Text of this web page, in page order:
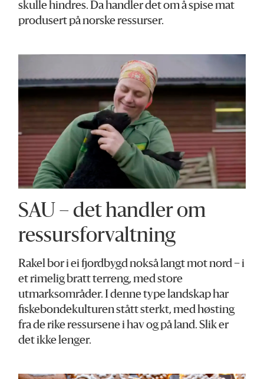
skulle hindres. Da handler det om å spise mat
produsert på norske ressurser.
SAU – det handler om
ressursforvaltning
Rakel bor i ei fjordbygd nokså langt mot nord – i
et rimelig bratt terreng, med store
utmarksområder. I denne type landskap har
fiskebondekulturen stått sterkt, med høsting
fra de rike ressursene i hav og på land. Slik er
det ikke lenger.